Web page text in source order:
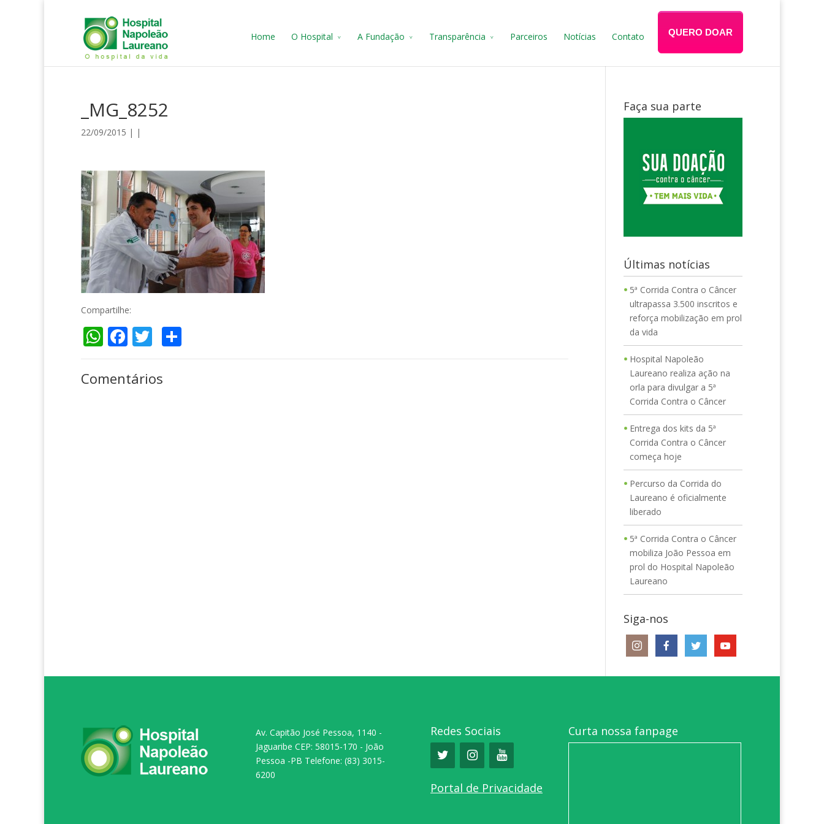
Home O Hospital A Fundação Transparência Parceiros Notícias Contato QUERO DOAR
_MG_8252
22/09/2015 | |
Compartilhe:
WhatsApp
Facebook
Twitter
Comentários
Faça sua parte
Últimas notícias
5ª Corrida Contra o Câncer
ultrapassa 3.500 inscritos e
reforça mobilização em prol
da vida
Hospital Napoleão
Laureano realiza ação na
orla para divulgar a 5ª
Corrida Contra o Câncer
Entrega dos kits da 5ª
Corrida Contra o Câncer
começa hoje
Percurso da Corrida do
Laureano é oficialmente
liberado
5ª Corrida Contra o Câncer
mobiliza João Pessoa em
prol do Hospital Napoleão
Laureano
Siga-nos
Av. Capitão José Pessoa, 1140 -
Jaguaribe CEP: 58015-170 - João
Pessoa -PB Telefone: (83) 3015-
6200
Redes Sociais
Portal de Privacidade
Curta nossa fanpage